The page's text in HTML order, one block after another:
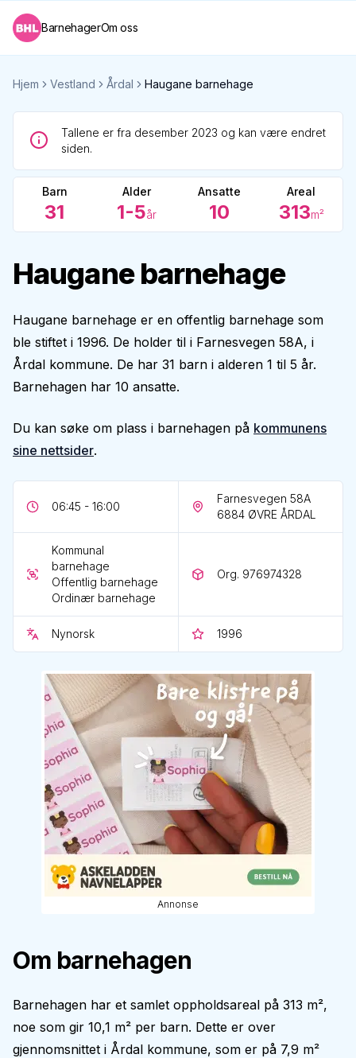
BarnehagerOm oss
Hjem Vestland Årdal Haugane barnehage
Tallene er fra desember 2023 og kan være endret
siden.
Barn
31
Alder
1-5år
Ansatte
10
Areal
313m²
Haugane barnehage
Haugane barnehage er en offentlig barnehage som
ble stiftet i 1996. De holder til i Farnesvegen 58A, i
Årdal kommune. De har 31 barn i alderen 1 til 5 år.
Barnehagen har 10 ansatte.
Du kan søke om plass i barnehagen på kommunens
sine nettsider.
06:45 - 16:00
Farnesvegen 58A
6884 ØVRE ÅRDAL
Kommunal
barnehage
Offentlig barnehage
Ordinær barnehage
Org. 976974328
Nynorsk 1996
Annonse
Om barnehagen
Barnehagen har et samlet oppholdsareal på 313 m²,
noe som gir 10,1 m² per barn. Dette er over
gjennomsnittet i Årdal kommune, som er på 7,9 m²